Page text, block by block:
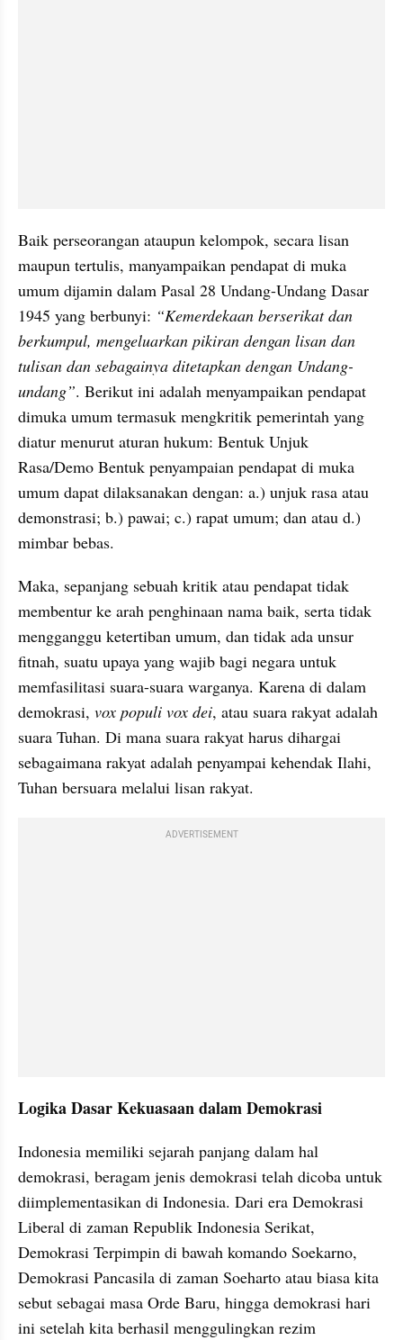
Baik perseorangan ataupun kelompok, secara lisan
maupun tertulis, manyampaikan pendapat di muka
umum dijamin dalam Pasal 28 Undang-Undang Dasar
1945 yang berbunyi: “Kemerdekaan berserikat dan
berkumpul, mengeluarkan pikiran dengan lisan dan
tulisan dan sebagainya ditetapkan dengan Undang-
undang”. Berikut ini adalah menyampaikan pendapat
dimuka umum termasuk mengkritik pemerintah yang
diatur menurut aturan hukum: Bentuk Unjuk
Rasa/Demo Bentuk penyampaian pendapat di muka
umum dapat dilaksanakan dengan: a.) unjuk rasa atau
demonstrasi; b.) pawai; c.) rapat umum; dan atau d.)
mimbar bebas.
Maka, sepanjang sebuah kritik atau pendapat tidak
membentur ke arah penghinaan nama baik, serta tidak
mengganggu ketertiban umum, dan tidak ada unsur
fitnah, suatu upaya yang wajib bagi negara untuk
memfasilitasi suara-suara warganya. Karena di dalam
demokrasi, vox populi vox dei, atau suara rakyat adalah
suara Tuhan. Di mana suara rakyat harus dihargai
sebagaimana rakyat adalah penyampai kehendak Ilahi,
Tuhan bersuara melalui lisan rakyat.
ADVERTISEMENT
Logika Dasar Kekuasaan dalam Demokrasi
Indonesia memiliki sejarah panjang dalam hal
demokrasi, beragam jenis demokrasi telah dicoba untuk
diimplementasikan di Indonesia. Dari era Demokrasi
Liberal di zaman Republik Indonesia Serikat,
Demokrasi Terpimpin di bawah komando Soekarno,
Demokrasi Pancasila di zaman Soeharto atau biasa kita
sebut sebagai masa Orde Baru, hingga demokrasi hari
ini setelah kita berhasil menggulingkan rezim